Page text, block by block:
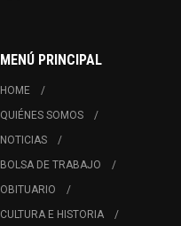
MENÚ PRINCIPAL
HOME
QUIÉNES SOMOS
NOTICIAS
BOLSA DE TRABAJO
OBITUARIO
CULTURA E HISTORIA